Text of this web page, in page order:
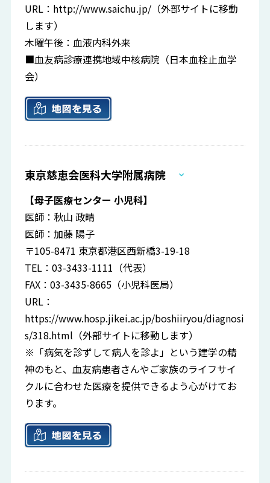
URL： http://www.saichu.jp/ （外部サイトに移動
します）
木曜午後：血液内科外来
■血友病診療連携地域中核病院（日本血栓止血学
会）
東京慈恵会医科大学附属病院
【母子医療センター 小児科】
医師：秋山 政晴
医師：加藤 陽子
〒105-8471 東京都港区西新橋3-19-18
TEL：03-3433-1111（代表）
FAX：03-3435-8665（小児科医局）
URL：
https://www.hosp.jikei.ac.jp/boshiiryou/diagnosi
s/318.html （外部サイトに移動します）
※「病気を診ずして病人を診よ」という建学の精
神のもと、血友病患者さんやご家族のライフサイ
クルに合わせた医療を提供できるよう心がけてお
ります。